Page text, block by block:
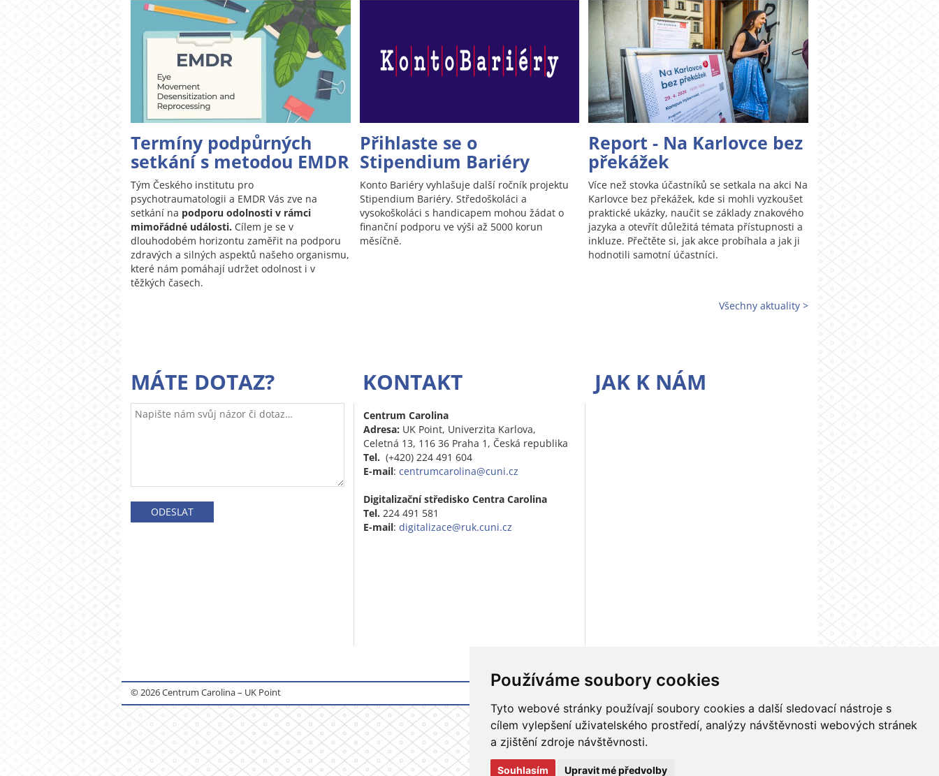
Používáme soubory cookies
Tyto webové stránky používají soubory cookies a další sledovací nástroje s
cílem vylepšení uživatelského prostředí, analýzy návštěvnosti webových stránek
a zjištění zdroje návštěvnosti.
Souhlasím Upravit mé předvolby
Termíny podpůrných
setkání s metodou EMDR
Tým Českého institutu pro
psychotraumatologii a EMDR Vás zve na
setkání na podporu odolnosti v rámci
mimořádné události. Cílem je se v
dlouhodobém horizontu zaměřit na podporu
zdravých a silných aspektů našeho organismu,
které nám pomáhají udržet odolnost i v
těžkých časech.
Přihlaste se o
Stipendium Bariéry
Konto Bariéry vyhlašuje další ročník projektu
Stipendium Bariéry. Středoškoláci a
vysokoškoláci s handicapem mohou žádat o
finanční podporu ve výši až 5000 korun
měsíčně.
Report - Na Karlovce bez
překážek
Více než stovka účastníků se setkala na akci Na
Karlovce bez překážek, kde si mohli vyzkoušet
praktické ukázky, naučit se základy znakového
jazyka a otevřít důležitá témata přístupnosti a
inkluze. Přečtěte si, jak akce probíhala a jak ji
hodnotili samotní účastníci.
Všechny aktuality >
MÁTE DOTAZ? KONTAKT
Centrum Carolina
Adresa: UK Point, Univerzita Karlova,
Celetná 13, 116 36 Praha 1, Česká republika
Tel. (+420) 224 491 604
E-mail: centrumcarolina@cuni.cz
Digitalizační středisko Centra Carolina
Tel. 224 491 581
E-mail: digitalizace@ruk.cuni.cz
JAK K NÁM
© 2026 Centrum Carolina – UK Point